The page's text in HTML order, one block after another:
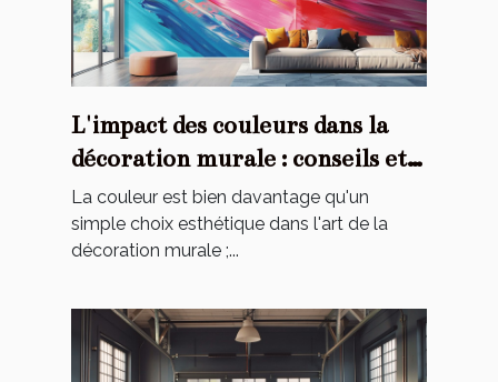
L'impact des couleurs dans la
décoration murale : conseils et
astuces
La couleur est bien davantage qu'un
simple choix esthétique dans l'art de la
décoration murale ;...